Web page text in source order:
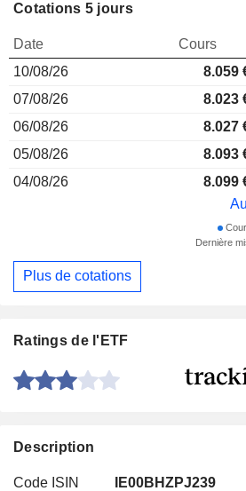
Cotations 5 jours
Date Cours
10/08/26
8.059
07/08/26
8.023
06/08/26
8.027
05/08/26
8.093
04/08/26
8.099
Dernière
Plus de cotations
Ratings de l'ETF
Description
Code ISIN
IE00BHZPJ239